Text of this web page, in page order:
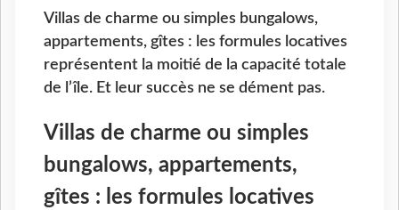
Villas de charme ou simples bungalows,
appartements, gîtes : les formules locatives
représentent la moitié de la capacité totale
de l’île. Et leur succès ne se dément pas.
Villas de charme ou simples
bungalows, appartements,
gîtes : les formules locatives